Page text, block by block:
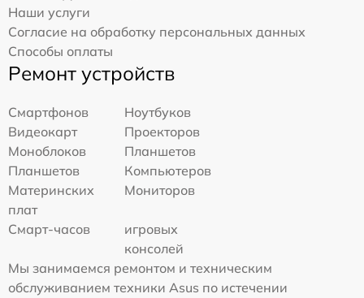
Наши услуги
Согласие на обработку персональных данных
Способы оплаты
Ремонт устройств
Смартфонов
Ноутбуков
Видеокарт
Проекторов
Моноблоков
Планшетов
Планшетов
Компьютеров
Материнских
плат
Мониторов
Смарт-часов
игровых
консолей
Мы занимаемся ремонтом и техническим
обслуживанием техники Asus по истечении